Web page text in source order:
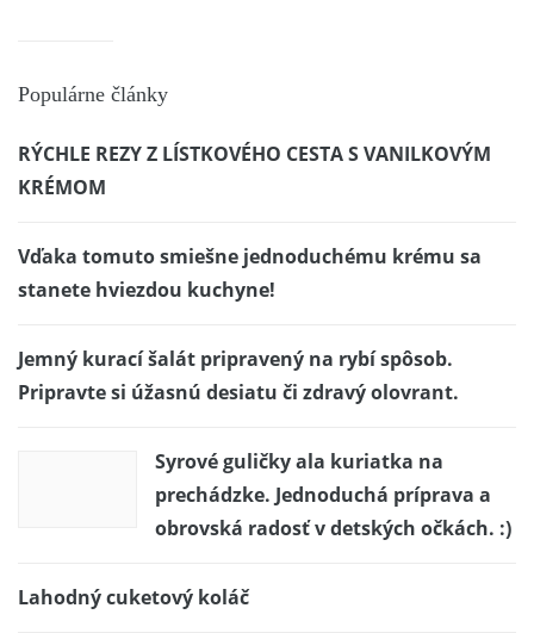
Populárne články
RÝCHLE REZY Z LÍSTKOVÉHO CESTA S VANILKOVÝM
KRÉMOM
Vďaka tomuto smiešne jednoduchému krému sa
stanete hviezdou kuchyne!
Jemný kurací šalát pripravený na rybí spôsob.
Pripravte si úžasnú desiatu či zdravý olovrant.
Syrové guličky ala kuriatka na
prechádzke. Jednoduchá príprava a
obrovská radosť v detských očkách. :)
Lahodný cuketový koláč